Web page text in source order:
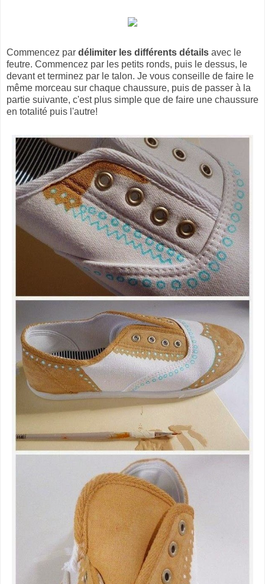
Commencez par délimiter les différents détails avec le
feutre. Commencez par les petits ronds, puis le dessus, le
devant et terminez par le talon. Je vous conseille de faire le
même morceau sur chaque chaussure, puis de passer à la
partie suivante, c'est plus simple que de faire une chaussure
en totalité puis l'autre!